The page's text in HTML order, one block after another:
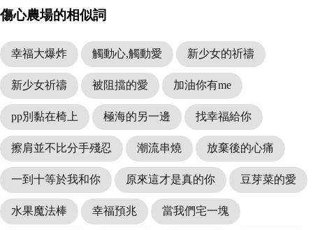
傷心農場的相似詞
幸福大爆炸 觸動心,觸動愛 新少女的祈禱
新少女祈禱 被阻擋的愛 加油你有me
pp別黏在椅上 極海的另一邊 找幸福給你
擦肩並不比分手殘忍 潮流串燒 放棄後的心痛
一到十等於我和你 原來這才是真的你 豆芽菜的愛
水果魔法棒 幸福預兆 當我們宅一塊